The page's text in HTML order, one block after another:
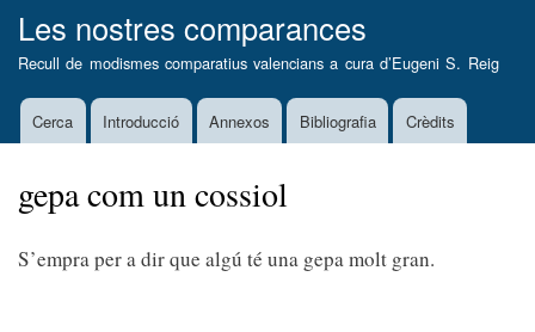
al
contingut
Les nostres comparances
Recull de modismes comparatius valencians a cura d’Eugeni S. Reig
MainCerca Introducció Annexos Bibliografia Crèdits
gepa com un cossiol
S’empra per a dir que algú té una gepa molt gran.